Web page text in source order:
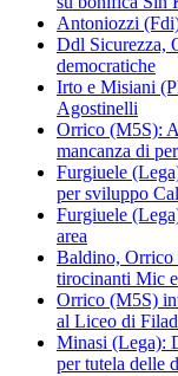
Antoniozzi
Ddl Sicurezza,
democratiche
Irto e Misiani
Agostinelli
Orrico (M5S):
mancanza di
Furgiuele
per sviluppo
Furgiuele
area
Baldino, Orrico
tirocinanti Mic
Orrico (M5S)
al Liceo di
Minasi (Lega):
per tutela delle